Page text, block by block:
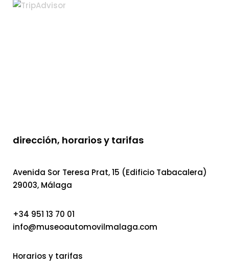
dirección, horarios y tarifas
Avenida Sor Teresa Prat, 15 (Edificio Tabacalera)
29003, Málaga
+34 951 13 70 01
info@museoautomovilmalaga.com
Horarios y tarifas